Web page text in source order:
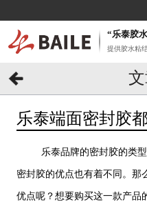
“乐泰胶
提供胶水粘
乐泰端面密封胶
乐泰品牌的密封胶的类
密封胶的优点也有着不同。那
优点呢？想要购买这一款产品